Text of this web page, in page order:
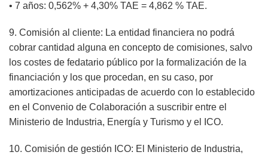
• 7 años: 0,562% + 4,30% TAE = 4,862 % TAE.
9. Comisión al cliente: La entidad financiera no podrá
cobrar cantidad alguna en concepto de comisiones, salvo
los costes de fedatario público por la formalización de la
financiación y los que procedan, en su caso, por
amortizaciones anticipadas de acuerdo con lo establecido
en el Convenio de Colaboración a suscribir entre el
Ministerio de Industria, Energía y Turismo y el ICO.
10. Comisión de gestión ICO: El Ministerio de Industria,